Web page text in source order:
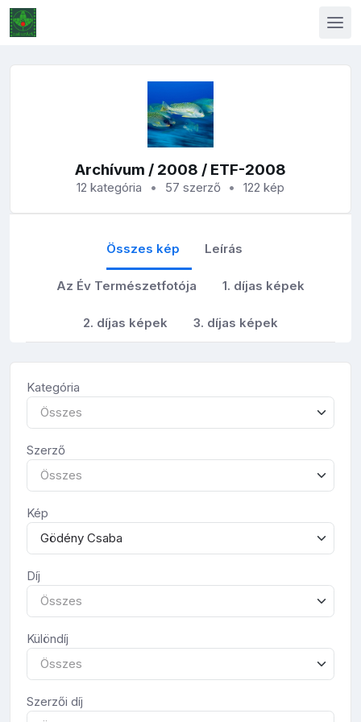
Archívum / 2008 / ETF-2008
12 kategória 57 szerző 122 kép
Összes kép Leírás
Az Év Természetfotója 1. díjas képek
2. díjas képek 3. díjas képek
Kategória
Összes
Szerző
Összes
Kép
Gödény Csaba
Díj
Összes
Különdíj
Összes
Szerzői díj